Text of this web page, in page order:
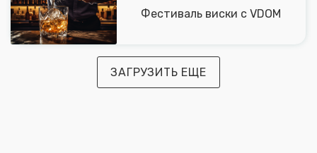
Фестиваль виски с VDOM
ЗАГРУЗИТЬ ЕЩЕ